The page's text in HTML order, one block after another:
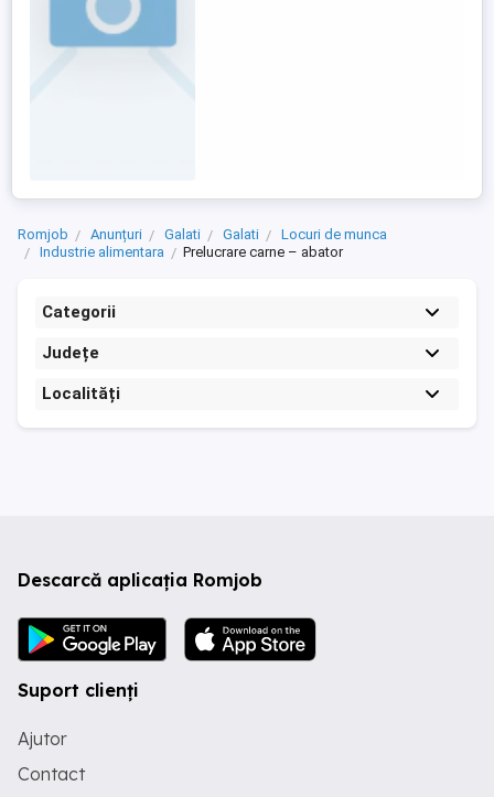
Romjob Anunțuri Galati Galati
Locuri de munca
Industrie alimentara
Prelucrare carne – abator
Categorii
Județe
Localități
Descarcă aplicația Romjob
Suport clienți
Ajutor
Contact